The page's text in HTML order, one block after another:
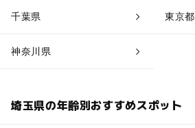
千葉県 東京都
神奈川県
埼玉県の年齢別おすすめスポット